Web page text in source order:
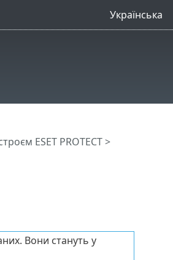
Українська
ESET PROTECT>
Вони стануть у